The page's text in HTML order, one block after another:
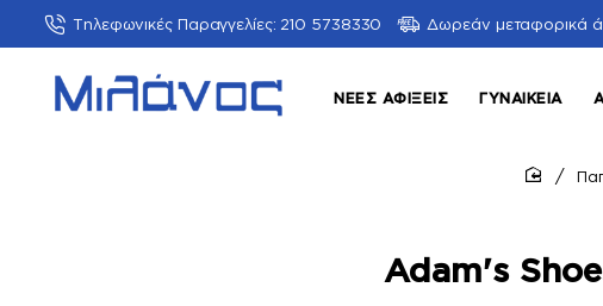
Τηλεφωνικές Παραγγελίες: 210 5738330 Δωρεάν μεταφορικά
ΝΈΕΣ ΑΦΊΞΕΙΣ ΓΥΝΑΙΚΕΊΑ
Adam's